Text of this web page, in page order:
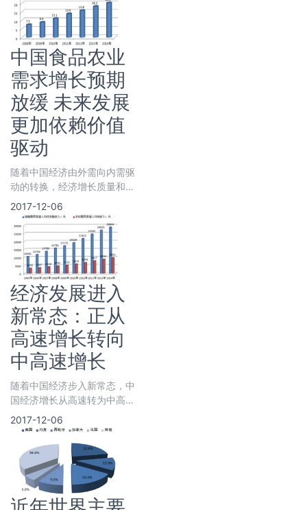
36494亿元
中国食品农业
需求增长预期
放缓 未来发展
更加依赖价值
驱动
随着中国经济由外需向内需驱
动的转换，经济增长质量和可
持续性也将得到提升。总体来
看，未来的食品、农业需求增
长，与经济总体增长相类似，
即由过
2017-12-06
经济发展进入
新常态：正从
高速增长转向
中高速增长
随着中国经济步入新常态，中
国经济增长从高速转为中高
速，从规模速度型粗放增长转
向质量效率型集约增长，从要
素投资驱动转向创新驱动。随
之而来
2017-12-06